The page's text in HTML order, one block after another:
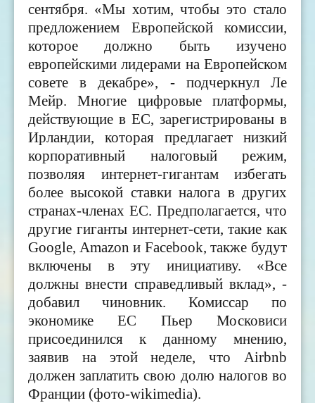
сентября. «Мы хотим, чтобы это стало
предложением Европейской комиссии,
которое должно быть изучено
европейскими лидерами на Европейском
совете в декабре», - подчеркнул Ле
Мейр. Многие цифровые платформы,
действующие в ЕС, зарегистрированы в
Ирландии, которая предлагает низкий
корпоративный налоговый режим,
позволяя интернет-гигантам избегать
более высокой ставки налога в других
странах-членах ЕС. Предполагается, что
другие гиганты интернет-сети, такие как
Google, Amazon и Facebook, также будут
включены в эту инициативу. «Все
должны внести справедливый вклад», -
добавил чиновник. Комиссар по
экономике ЕС Пьер Московиси
присоединился к данному мнению,
заявив на этой неделе, что Airbnb
должен заплатить свою долю налогов во
Франции (фото-wikimedia).